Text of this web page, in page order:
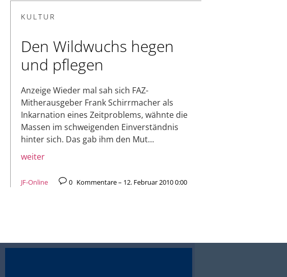
KULTUR
Den Wildwuchs hegen
und pflegen
Anzeige Wieder mal sah sich FAZ-
Mitherausgeber Frank Schirrmacher als
Inkarnation eines Zeitproblems, wähnte die
Massen im schweigenden Einverständnis
hinter sich. Das gab ihm den Mut…
weiter
JF-Online 0 Kommentare – 12. Februar 2010 0:00